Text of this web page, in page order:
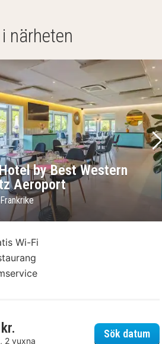
närheten
bild
by Best Western
Aeroport
Wi-Fi
2 vuxna
Sök datum